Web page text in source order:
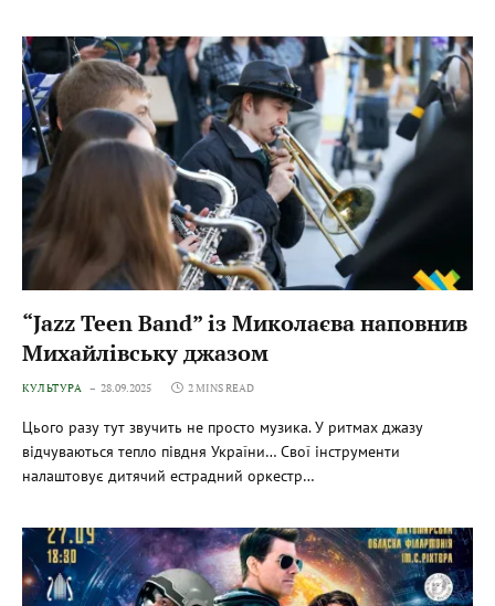
“Jazz Teen Band” із Миколаєва наповнив
Михайлівську джазом
КУЛЬТУРА 28.09.2025 2 MINS READ
Цього разу тут звучить не просто музика. У ритмах джазу
відчуваються тепло півдня України… Свої інструменти
налаштовує дитячий естрадний оркестр…